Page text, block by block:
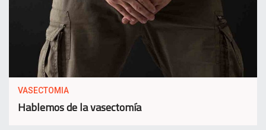
VASECTOMIA
Hablemos de la vasectomía